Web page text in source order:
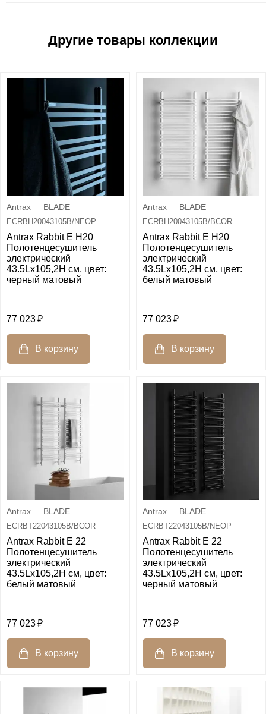
Antrax BLADE
ECRBH20043105B/NEOP
Antrax Rabbit E H20
Полотенцесушитель
электрический
43.5Lх105,2H см, цвет:
черный матовый
77 023
Antrax BLADE
ECRBH20043105B/BCOR
Antrax Rabbit E H20
Полотенцесушитель
электрический
43.5Lх105,2H см, цвет:
белый матовый
77 023
Antrax BLADE
ECRBT22043105B/BCOR
Antrax Rabbit E 22
Полотенцесушитель
электрический
43.5Lх105,2H см, цвет:
белый матовый
77 023
Antrax BLADE
ECRBT22043105B/NEOP
Antrax Rabbit E 22
Полотенцесушитель
электрический
43.5Lх105,2H см, цвет:
черный матовый
77 023